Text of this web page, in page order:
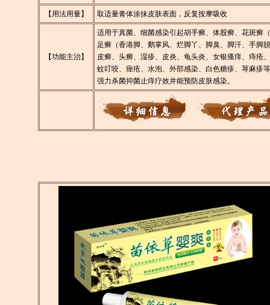
【用法用量】 取适量膏体涂抹皮肤表面，反复按摩吸收
【功能主治】
适用于真菌、细菌感染引起胡手癣、体股癣、花斑癣
足癣（香港脚、鹅掌风、烂脚丫、脚臭、脚汗、手脚
皮癣、头癣、湿疹、皮炎、龟头炎、女银瘙痒、痔疮
蚊叮咬、痤疮、水泡、外部感染、白色糖疹、荨麻疹
强力杀菌抑菌止痒疗效并能预防皮肤感染。